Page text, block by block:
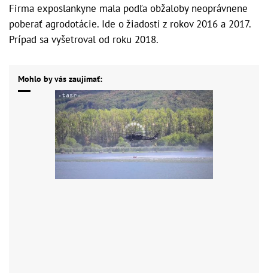
Firma exposlankyne mala podľa obžaloby neoprávnene
poberať agrodotácie. Ide o žiadosti z rokov 2016 a 2017.
Prípad sa vyšetroval od roku 2018.
Mohlo by vás zaujímať: